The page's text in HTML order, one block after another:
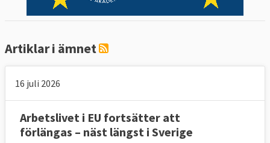
friheten för fack och arbetsgivare att själva
Ja, ett kollektivavtal mellan parterna kan
under vissa omständigheter bli EU-lag.
Artiklar i ämnet
16 juli 2026
Arbetslivet i EU fortsätter att
förlängas – näst längst i Sverige